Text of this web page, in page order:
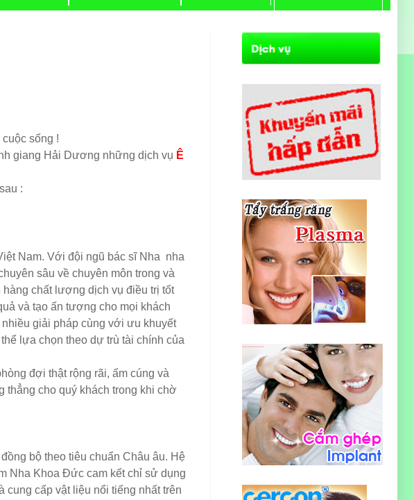
sống !
giang Hải Dương những dịch vụ Ê
:
Nam. Với đội ngũ bác sĩ Nha nha
sâu về chuyên môn trong và
chất lượng dịch vụ điều trị tốt
và tạo ấn tượng cho mọi khách
giải pháp cùng với ưu khuyết
lựa chọn theo dự trù tài chính của
đợi thật rộng rãi, ấm cúng và
thẳng cho quý khách trong khi chờ
bộ theo tiêu chuẩn Châu âu. Hệ
Nha Khoa Đức cam kết chỉ sử dụng
cung cấp vật liệu nổi tiếng nhất trên